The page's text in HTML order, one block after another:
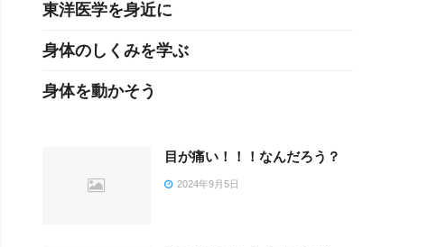
東洋医学を身近に
身体のしくみを学ぶ
身体を動かそう
目が痛い！！！なんだろう？
2024年9月5日